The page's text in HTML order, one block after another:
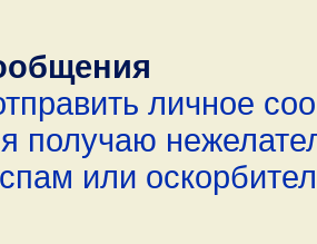
личное
получаю
или